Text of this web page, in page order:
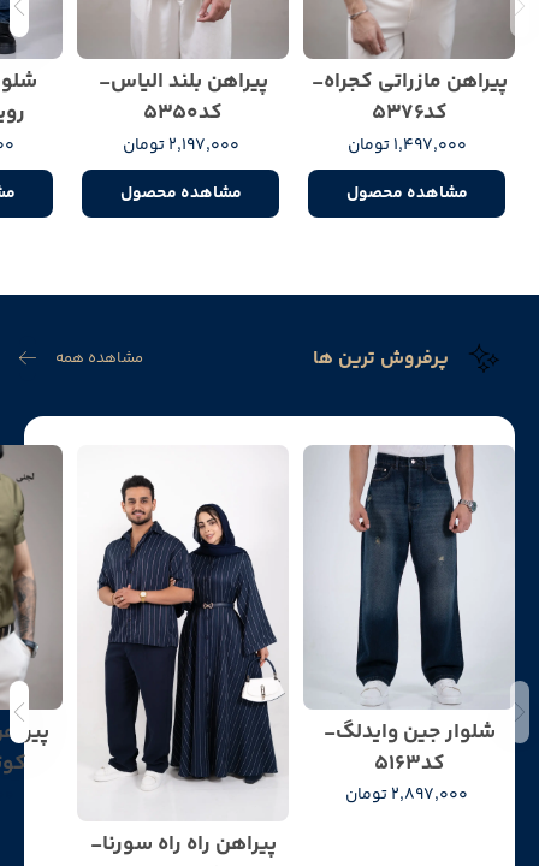
پیراهن مازراتی کجراه-
کد5376
1,497,000 تومان
مشاهده محصول
پیراهن بلند الیاس-
کد5350
2,197,000 تومان
مشاهده محصول
پرفروش ترین ها مشاهده همه
شلوار جین وایدلگ-
کد5163
2,897,000 تومان
پیراهن راه راه سورنا-